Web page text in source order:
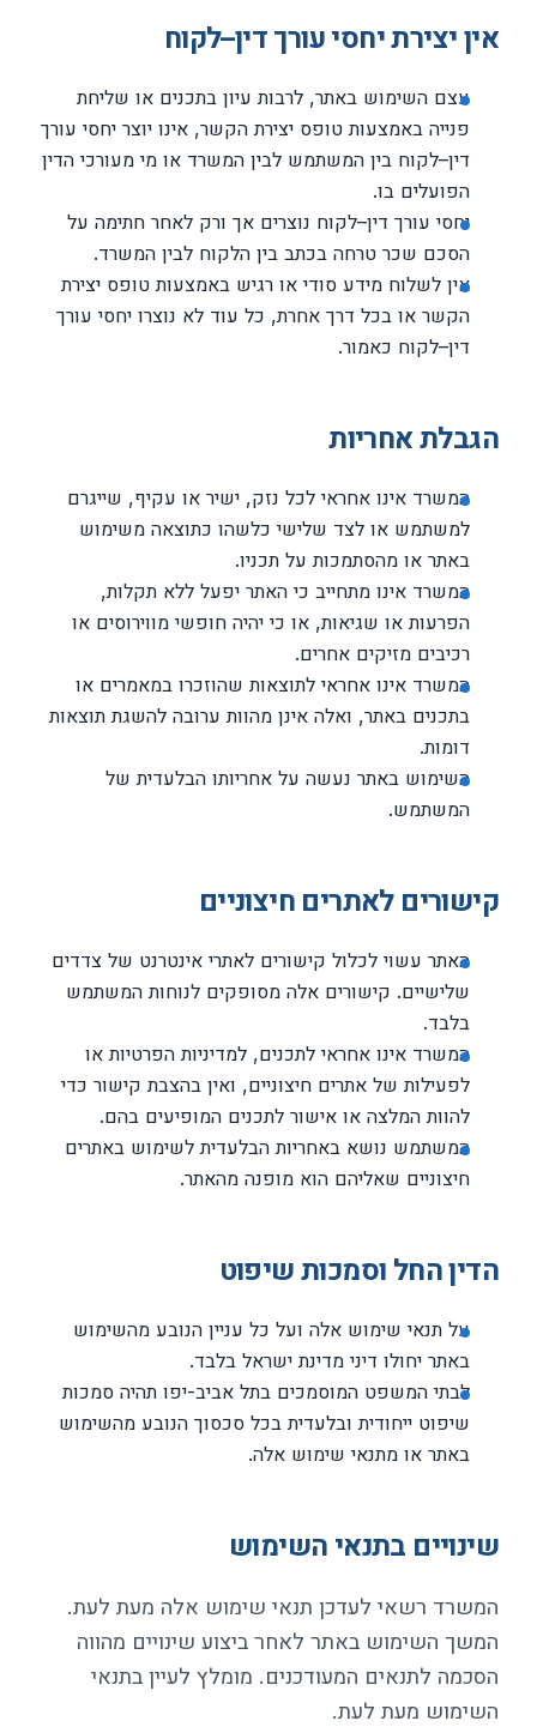
אין יצירת יחסי עורך דין–לקוח
עצם השימוש באתר, לרבות עיון בתכנים או שליחת
פנייה באמצעות טופס יצירת הקשר, אינו יוצר יחסי עורך
דין–לקוח בין המשתמש לבין המשרד או מי מעורכי הדין
הפועלים בו.
יחסי עורך דין–לקוח נוצרים אך ורק לאחר חתימה על
הסכם שכר טרחה בכתב בין הלקוח לבין המשרד.
אין לשלוח מידע סודי או רגיש באמצעות טופס יצירת
הקשר או בכל דרך אחרת, כל עוד לא נוצרו יחסי עורך
דין–לקוח כאמור.
הגבלת אחריות
המשרד אינו אחראי לכל נזק, ישיר או עקיף, שייגרם
למשתמש או לצד שלישי כלשהו כתוצאה משימוש
באתר או מהסתמכות על תכניו.
המשרד אינו מתחייב כי האתר יפעל ללא תקלות,
הפרעות או שגיאות, או כי יהיה חופשי מווירוסים או
רכיבים מזיקים אחרים.
המשרד אינו אחראי לתוצאות שהוזכרו במאמרים או
בתכנים באתר, ואלה אינן מהוות ערובה להשגת תוצאות
דומות.
השימוש באתר נעשה על אחריותו הבלעדית של
המשתמש.
קישורים לאתרים חיצוניים
האתר עשוי לכלול קישורים לאתרי אינטרנט של צדדים
שלישיים. קישורים אלה מסופקים לנוחות המשתמש
בלבד.
המשרד אינו אחראי לתכנים, למדיניות הפרטיות או
לפעילות של אתרים חיצוניים, ואין בהצבת קישור כדי
להוות המלצה או אישור לתכנים המופיעים בהם.
המשתמש נושא באחריות הבלעדית לשימוש באתרים
חיצוניים שאליהם הוא מופנה מהאתר.
הדין החל וסמכות שיפוט
על תנאי שימוש אלה ועל כל עניין הנובע מהשימוש
באתר יחולו דיני מדינת ישראל בלבד.
לבתי המשפט המוסמכים בתל אביב-יפו תהיה סמכות
שיפוט ייחודית ובלעדית בכל סכסוך הנובע מהשימוש
באתר או מתנאי שימוש אלה.
שינויים בתנאי השימוש
המשרד רשאי לעדכן תנאי שימוש אלה מעת לעת.
המשך השימוש באתר לאחר ביצוע שינויים מהווה
הסכמה לתנאים המעודכנים. מומלץ לעיין בתנאי
השימוש מעת לעת.